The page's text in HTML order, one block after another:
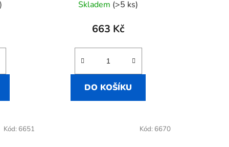
Skladem (>5 ks)
663 Kč
DO KOŠÍKU
Kód: 6651 Kód: 6670